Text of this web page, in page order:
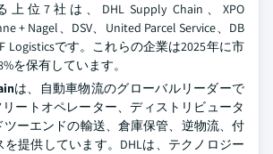
位7社は、DHL Supply Chain、XPO
+ Nagel、DSV、United Parcel Service、DB
Logisticsです。これらの企業は2025年に市
を保有しています。
は、自動車物流のグローバルリーダーで
リートオペレーター、ディストリビュータ
ツーエンドの輸送、倉庫保管、逆物流、付
を提供しています。DHLは、テクノロジー